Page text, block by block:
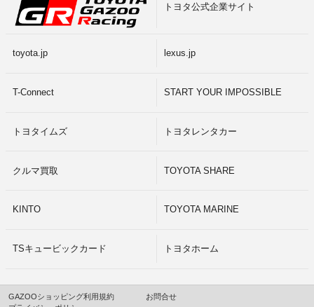
トヨタ公式企業サイト
toyota.jp lexus.jp
T-Connect START YOUR IMPOSSIBLE
トヨタイムズ トヨタレンタカー
クルマ買取 TOYOTA SHARE
KINTO TOYOTA MARINE
TSキュービックカード トヨタホーム
GAZOOショッピング利用規約
お問合せ